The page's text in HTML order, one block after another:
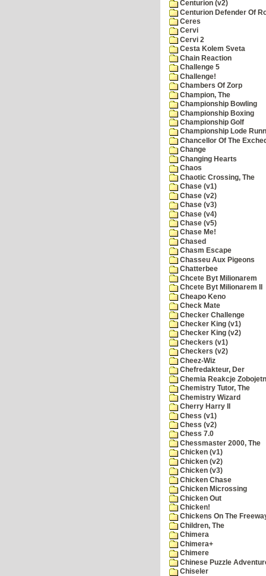
Centurion (v2)
Centurion Defender Of
Ceres
Cervi
Cervi 2
Cesta Kolem Sveta
Chain Reaction
Challenge 5
Challenge!
Chambers Of Zorp
Champion, The
Championship Bowling
Championship Boxing
Championship Golf
Championship Lode
Chancellor Of The
Change
Changing Hearts
Chaos
Chaotic Crossing, The
Chase (v1)
Chase (v2)
Chase (v3)
Chase (v4)
Chase (v5)
Chase Me!
Chased
Chasm Escape
Chasseu Aux Pigeons
Chatterbee
Chcete Byt Milionarem
Chcete Byt Milionarem II
Cheapo Keno
Check Mate
Checker Challenge
Checker King (v1)
Checker King (v2)
Checkers (v1)
Checkers (v2)
Cheez-Wiz
Chefredakteur, Der
Chemia Reakcje
Chemistry Tutor, The
Chemistry Wizard
Cherry Harry II
Chess (v1)
Chess (v2)
Chess 7.0
Chessmaster 2000, The
Chicken (v1)
Chicken (v2)
Chicken (v3)
Chicken Chase
Chicken Microssing
Chicken Out
Chicken!
Chickens On The
Children, The
Chimera
Chimera+
Chimere
Chinese Puzzle
Chiseler